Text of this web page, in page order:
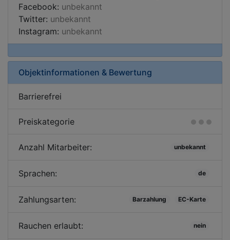
Facebook: unbekannt
Twitter: unbekannt
Instagram: unbekannt
Objektinformationen & Bewertung
Barrierefrei
Preiskategorie
Anzahl Mitarbeiter: unbekannt
Sprachen: de
Zahlungsarten: Barzahlung EC-Karte
Rauchen erlaubt: nein